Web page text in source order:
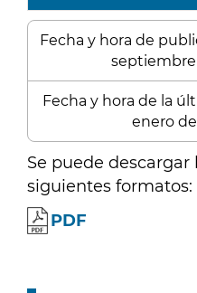
Fecha y hora de
septiembre
Fecha y hora de la
enero del
Se puede descargar
siguientes formatos:
PDF